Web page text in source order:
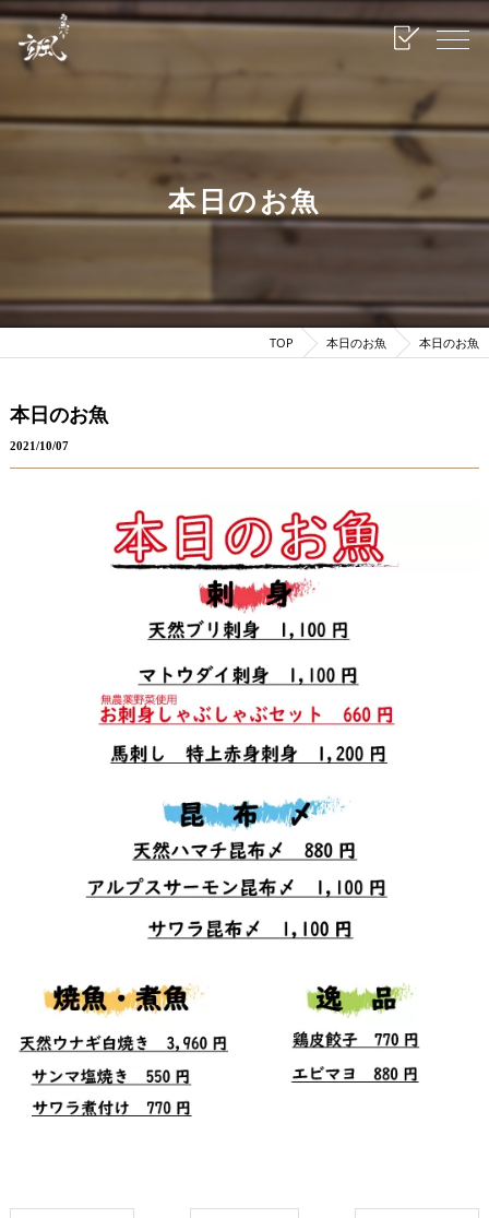
本日のお魚
TOP 本日のお魚 本日のお魚
本日のお魚
2021/10/07